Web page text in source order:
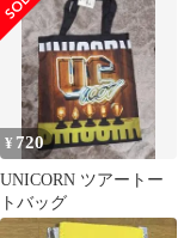
¥ 720
UNICORN ツアートー
トバッグ